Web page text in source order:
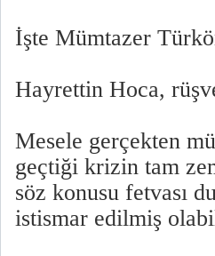
İşte Mümtazer
Hayrettin Hoca,
Mesele gerçekten
geçtiği krizin tam
söz konusu fetvası
istismar edilmiş